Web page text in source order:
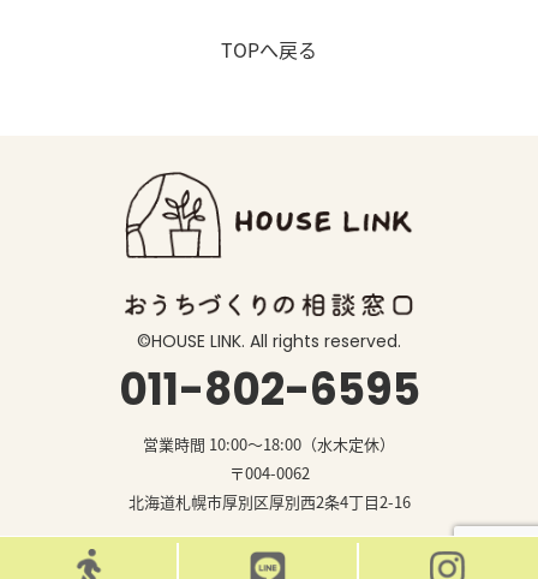
TOPへ戻る
©️HOUSE LINK. All rights reserved.
011-802-6595
営業時間 10:00〜18:00（水木定休）
〒004-0062
北海道札幌市厚別区厚別西2条4丁目2-16